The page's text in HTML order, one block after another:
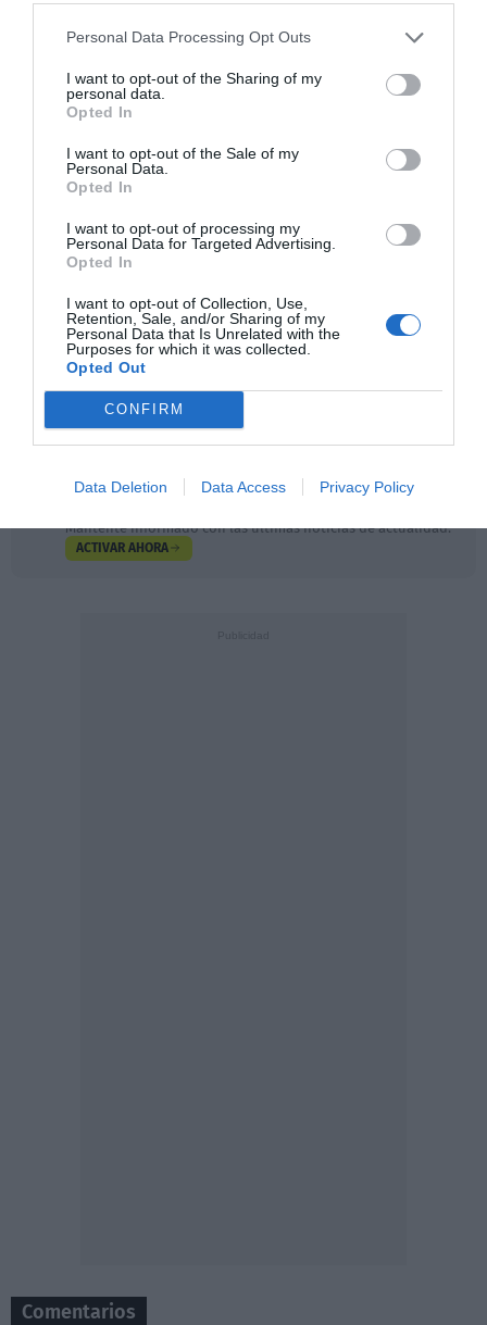
Personal Data Processing Opt Outs
I want to opt-out of the Sharing of my
personal data.
Opted In
I want to opt-out of the Sale of my
Personal Data.
Opted In
I want to opt-out of processing my
Personal Data for Targeted Advertising.
Opted In
I want to opt-out of Collection, Use,
Retention, Sale, and/or Sharing of my
Personal Data that Is Unrelated with the
Purposes for which it was collected.
Opted Out
CONFIRM
Data Deletion Data Access Privacy Policy
degradar la democracia y sus instituciones. Ya es bastante
que todos los días tengamos que soportar la voz de vieja
de Trump contando su última amenaza chulesca, para que
se ponga el micro a personajes como Ayuso que, con sus
política y desvía la atención de sus desmanes con la
sanidad o la educación que destruyen el sistema del
bienestar, para que el sector privado se enriquezca con él.
O dar altavoz mediático a discursos de odio y filo fascistas
de personajes que solo buscan acabar con la democracia
como Abascal y sus secuaces. Medios que deben controlar
a quién se les cede tiempo informativo, para no contribuir
a la degradación de la democracia. Ese es el rol social que
debe cumplir el periodismo para no caer en la redundancia
que desinforma y adocena la mente.
AñadirDiarioSabemoscomo fuente preferida de
Mantente informado con las últimas noticias de actualidad.
ACTIVAR AHORA
Comentarios